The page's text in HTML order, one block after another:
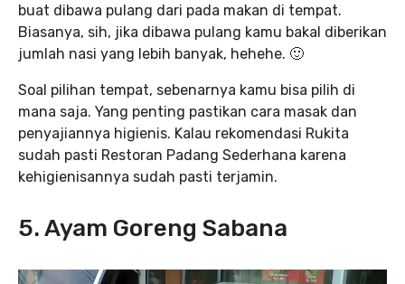
buat dibawa pulang dari pada makan di tempat.
Biasanya, sih, jika dibawa pulang kamu bakal diberikan
jumlah nasi yang lebih banyak, hehehe. 🙂
Soal pilihan tempat, sebenarnya kamu bisa pilih di
mana saja. Yang penting pastikan cara masak dan
penyajiannya higienis. Kalau rekomendasi Rukita
sudah pasti Restoran Padang Sederhana karena
kehigienisannya sudah pasti terjamin.
5. Ayam Goreng Sabana